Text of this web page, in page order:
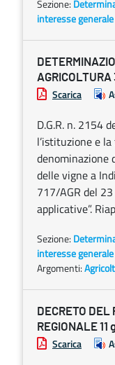
Sezione:
interesse generale
Scarica
D.G.R. n. 2154
l’istituzione e
denominazione
delle vigne a
717/AGR del
applicative”.
Sezione:
interesse generale
Argomenti:
DECRETO
REGIONALE
Scarica